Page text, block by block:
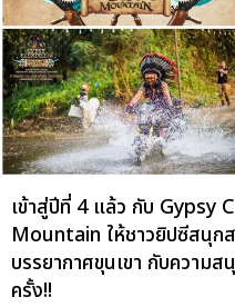
เข้าสู่ปีที่ 4 แล้ว กับ Gypsy
Mountain ให้ชาวยิปซีสนุก
บรรยากาศขุนเขา กับความ
ครั้ง!!